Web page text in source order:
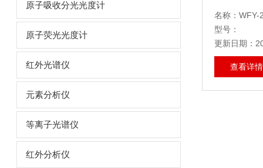
原子吸收分光光度计
原子荧光光度计
红外光谱仪
元素分析仪
等离子光谱仪
红外分析仪
名称：WFY-
型号：
更新日期：
查看详情